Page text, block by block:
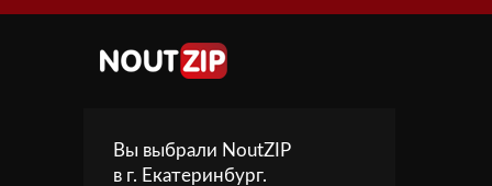
Вы выбрали NoutZIP
в г. Екатеринбург.